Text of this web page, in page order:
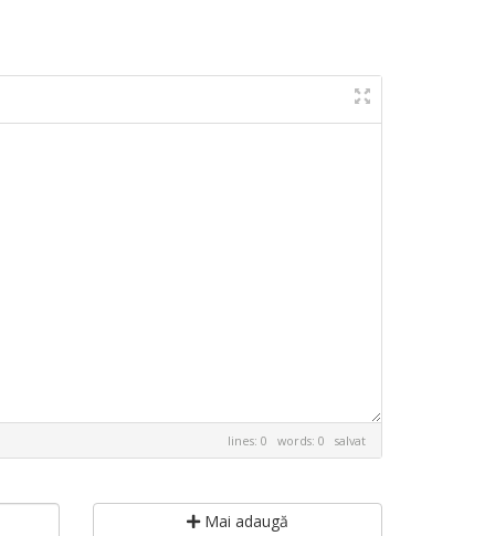
lines: 0 words: 0 salvat
Mai adaugă